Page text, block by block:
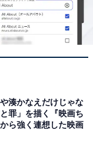
湊かなえだけじゃな
罪」を描く『映画ち
ら強く連想した映画